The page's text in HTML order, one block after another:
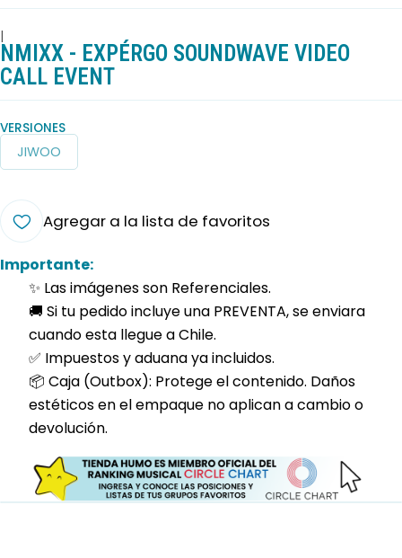
|
NMIXX - EXPÉRGO SOUNDWAVE VIDEO
CALL EVENT
VERSIONES
JIWOO
Agregar a la lista de favoritos
Importante:
✨ Las imágenes son Referenciales.
🚚 Si tu pedido incluye una PREVENTA, se enviara
cuando esta llegue a Chile.
✅ Impuestos y aduana ya incluidos.
📦 Caja (Outbox): Protege el contenido. Daños
estéticos en el empaque no aplican a cambio o
devolución.